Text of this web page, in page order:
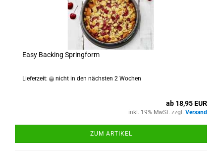
Easy Backing Springform
Lieferzeit: nicht in den nächsten 2 Wochen
ab 18,95 EUR
inkl. 19% MwSt. zzgl. Versand
ZUM ARTIKEL